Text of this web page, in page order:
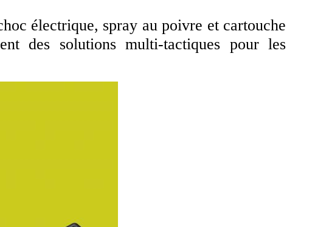
électrique, spray au poivre et cartouche
des solutions multi-tactiques pour les